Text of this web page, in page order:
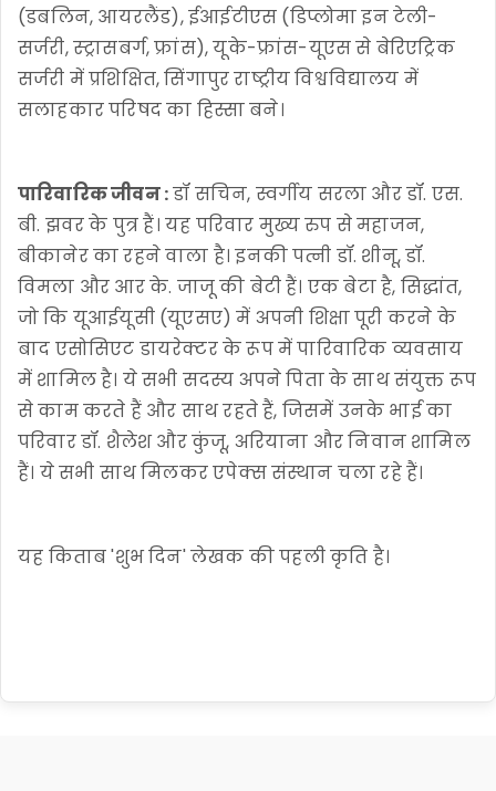
(डबलिन, आयरलैंड), ईआईटीएस (डिप्लोमा इन टेली-
सर्जरी, स्ट्रासबर्ग, फ्रांस), यूके-फ्रांस-यूएस से बेरिएट्रिक
सर्जरी में प्रशिक्षित, सिंगापुर राष्ट्रीय विश्वविद्यालय में
सलाहकार परिषद का हिस्सा बने।
पारिवारिक जीवन :डॉ सचिन, स्वर्गीय सरला और डॉ. एस.
बी. झवर के पुत्र हैं। यह परिवार मुख्य रुप से महाजन,
बीकानेर का रहने वाला है। इनकी पत्नी डॉ. शीनू, डॉ.
विमला और आर के. जाजू की बेटी हैं। एक बेटा है, सिद्धांत,
जो कि यूआईयूसी (यूएसए) में अपनी शिक्षा पूरी करने के
बाद एसोसिएट डायरेक्टर के रूप में पारिवारिक व्यवसाय
में शामिल है। ये सभी सदस्य अपने पिता के साथ संयुक्त रूप
से काम करते हैं और साथ रहते हैं, जिसमें उनके भाई का
परिवार डॉ. शैलेश और कुंजू, अरियाना और निवान शामिल
हैं। ये सभी साथ मिलकर एपेक्स संस्थान चला रहे हैं।
यह किताब 'शुभ दिन' लेखक की पहली कृति है।